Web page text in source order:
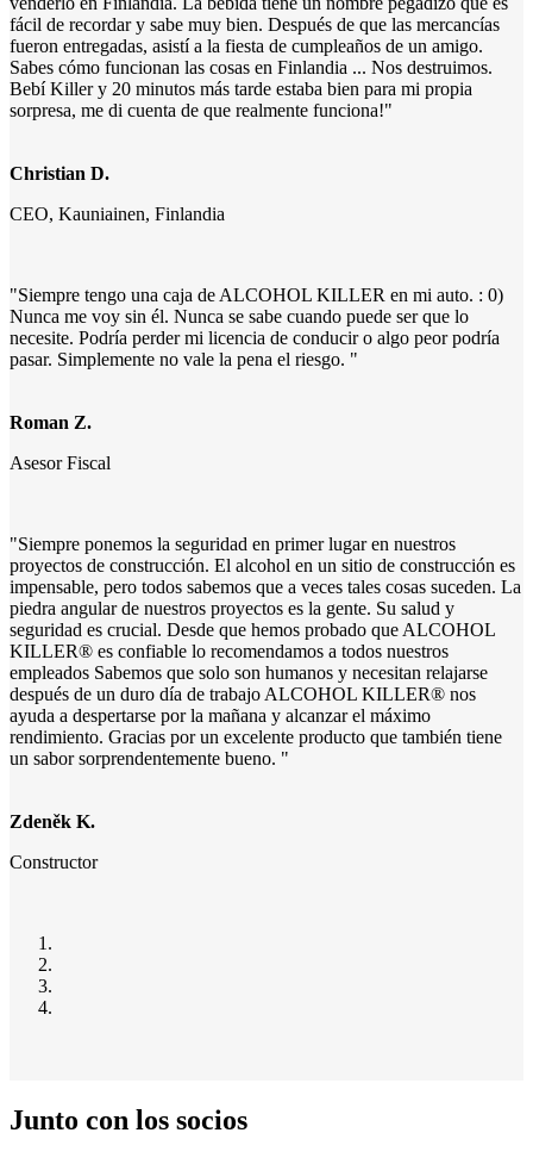
fácil de recordar y sabe muy bien. Después de que las mercancías
fueron entregadas, asistí a la fiesta de cumpleaños de un amigo.
Sabes cómo funcionan las cosas en Finlandia ... Nos destruimos.
Bebí Killer y 20 minutos más tarde estaba bien para mi propia
sorpresa, me di cuenta de que realmente funciona!"
Christian D.
CEO, Kauniainen, Finlandia
"Siempre tengo una caja de ALCOHOL KILLER en mi auto. : 0)
Nunca me voy sin él. Nunca se sabe cuando puede ser que lo
necesite. Podría perder mi licencia de conducir o algo peor podría
pasar. Simplemente no vale la pena el riesgo. "
Roman Z.
Asesor Fiscal
"Siempre ponemos la seguridad en primer lugar en nuestros
proyectos de construcción. El alcohol en un sitio de construcción es
impensable, pero todos sabemos que a veces tales cosas suceden. La
piedra angular de nuestros proyectos es la gente. Su salud y
seguridad es crucial. Desde que hemos probado que ALCOHOL
KILLER® es confiable lo recomendamos a todos nuestros
empleados Sabemos que solo son humanos y necesitan relajarse
después de un duro día de trabajo ALCOHOL KILLER® nos
ayuda a despertarse por la mañana y alcanzar el máximo
rendimiento. Gracias por un excelente producto que también tiene
un sabor sorprendentemente bueno. "
Zdeněk K.
Constructor
Junto con los socios